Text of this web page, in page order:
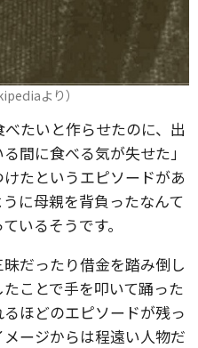
より）
たいと作らせたのに、出
間に食べる気が失せた」
たというエピソードがあ
に母親を背負ったなんて
いるそうです。
だったり借金を踏み倒し
ことで手を叩いて踊った
ほどのエピソードが残っ
ージからは程遠い人物だ